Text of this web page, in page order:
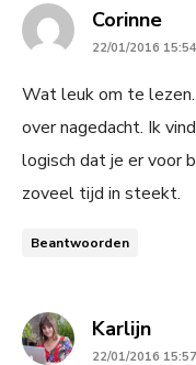
Corinnesays:
22/01/2016 15:54
Wat leuk om te
over nagedacht. Ik
logisch dat je er voor
zoveel tijd in steekt.
Beantwoorden
Karlijnsays:
22/01/2016 15:57